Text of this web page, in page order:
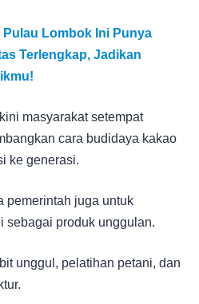
Pulau Lombok Ini Punya
Terlengkap, Jadikan
masyarakat setempat
cara budidaya kakao
ke generasi.
pemerintah juga untuk
sebagai produk unggulan.
unggul, pelatihan petani, dan